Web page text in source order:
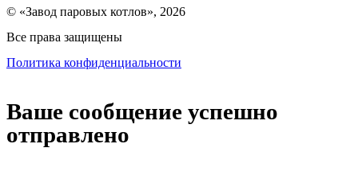
© «Завод паровых котлов», 2026
Все права защищены
Политика конфиденциальности
Ваше сообщение успешно
отправлено